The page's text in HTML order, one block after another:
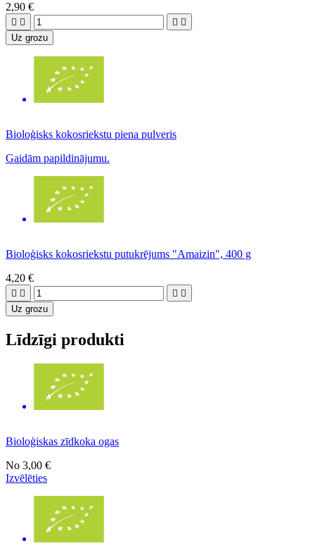
2,90 €
   
Uz grozu
Bioloģisks kokosriekstu piena pulveris
Gaidām papildinājumu.
Bioloģisks kokosriekstu putukrējums "Amaizin", 400 g
4,20 €
   
Uz grozu
Līdzīgi produkti
Bioloģiskas zīdkoka ogas
No 3,00 €
Izvēlēties